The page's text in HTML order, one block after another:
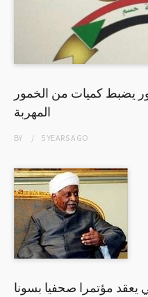
يضبط كميات من الخمور
المهربة
BY 5 YEARSAGO
يعقد مؤتمرا صحفيا بسونا